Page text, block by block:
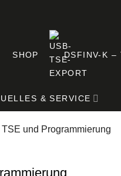
SHOP DSFINV-K –
& SERVICE
und Programmierung